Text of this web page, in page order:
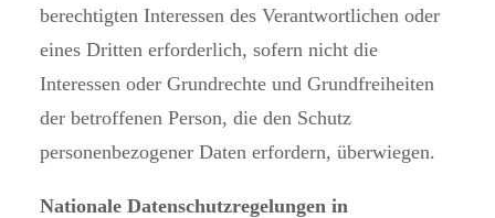
berechtigten Interessen des Verantwortlichen oder
eines Dritten erforderlich, sofern nicht die
Interessen oder Grundrechte und Grundfreiheiten
der betroffenen Person, die den Schutz
personenbezogener Daten erfordern, überwiegen.
Nationale Datenschutzregelungen in